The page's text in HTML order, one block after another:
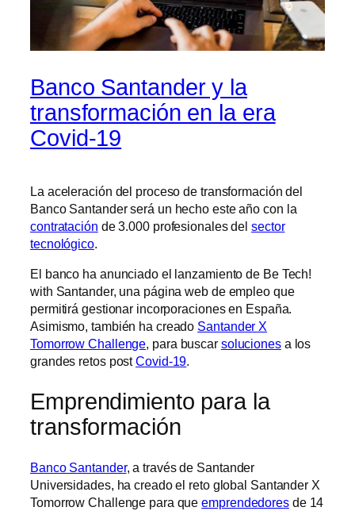
Banco Santander y la
transformación en la era
Covid-19
La aceleración del proceso de transformación del
Banco Santander será un hecho este año con la
contratación de 3.000 profesionales delsector
tecnológico.
El banco ha anunciado el lanzamiento de Be Tech!
with Santander, una página web de empleo que
permitirá gestionar incorporaciones en España.
Asimismo, también ha creado Santander X
Tomorrow Challenge, para buscar solucionesa los
grandes retos postCovid-19.
Emprendimiento para la
transformación
Banco Santander, a través de Santander
Universidades, ha creado el reto global Santander X
Tomorrow Challenge para queemprendedoresde 14